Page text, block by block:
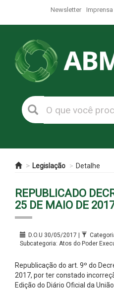
Newsletter Imprensa
Legislação Detalhe
REPUBLICADO
25 DE MAIO DE
D.O.U 30/05/2017 |
Subcategoria: Atos do Poder
Republicação do art. 9º do
2017, por ter constado
Edição do Diário Oficial da